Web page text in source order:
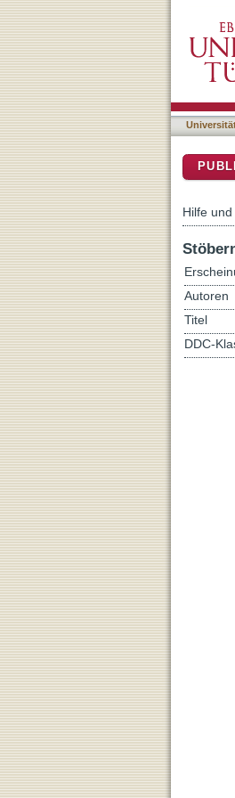
Hilfe
Autoren
Titel
DDC-